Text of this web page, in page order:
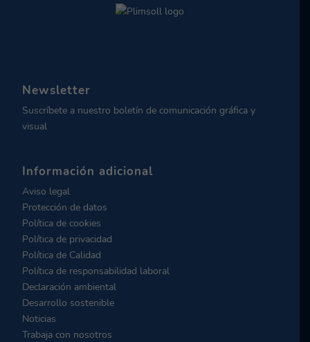
Newsletter
Suscríbete a nuestro boletín de comunicación gráfica y
visual
Información adicional
Aviso legal
Protección de datos
Política de cookies
Política de privacidad
Política de Calidad
Política de responsabilidad laboral
Declaración ambiental
Desarrollo sostenible
Noticias
Trabaja con nosotros